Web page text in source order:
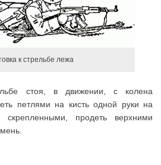
к стрельбе лежа
стоя, в движении, с колена
петлями на кисть одной руки на
продеть верхними